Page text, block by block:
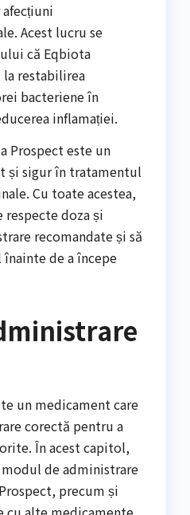
Acest lucru se
că Eqbiota
restabilirea
bacteriene în
inflamației.
Prospect este un
și sigur în tratamentul
Cu toate acestea,
doza și
recomandate și să
de a începe
un medicament care
corectă pentru a
În acest capitol,
de administrare
precum și